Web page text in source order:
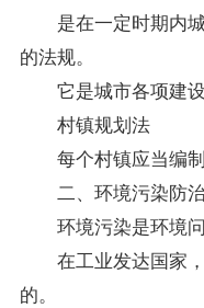
是在一定时期内城
的法规。
它是城市各项建设
村镇规划法
每个村镇应当编制
二、环境污染防
环境污染是环境问
在工业发达国家，
的。